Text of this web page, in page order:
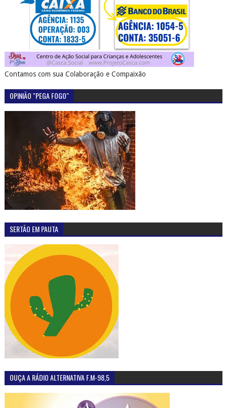
Contamos com sua Colaboração e Compaixão
OPINIÃO "PEGA FOGO"
SERTÃO EM PAUTA
OUÇA A RÁDIO ALTERNATIVA F.M-98,5